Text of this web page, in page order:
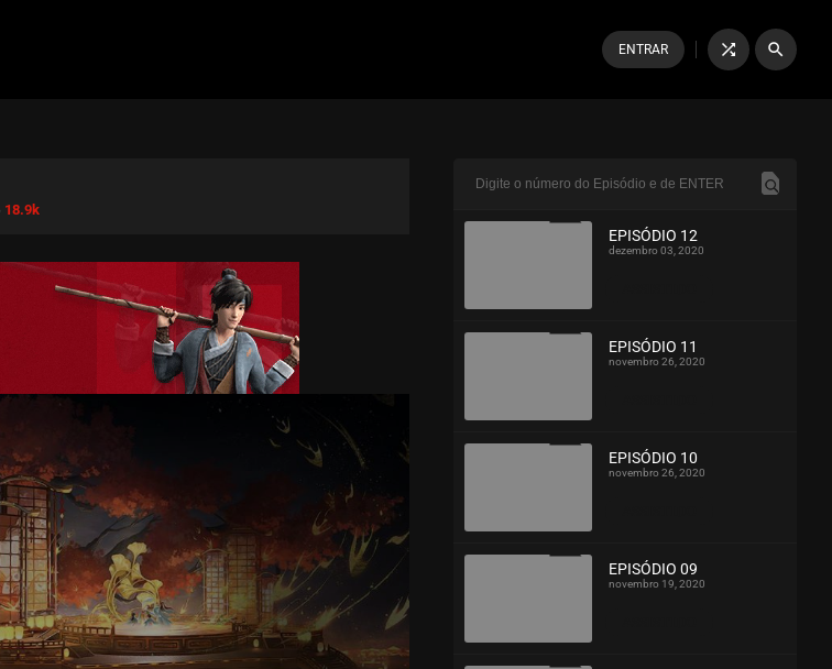
ENTRAR shuffle search
18.9k
EPISÓDIO 12
dezembro 03, 2020
EPISÓDIO 11
novembro 26, 2020
EPISÓDIO 10
novembro 26, 2020
EPISÓDIO 09
novembro 19, 2020